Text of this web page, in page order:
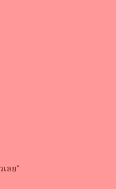
ลย”